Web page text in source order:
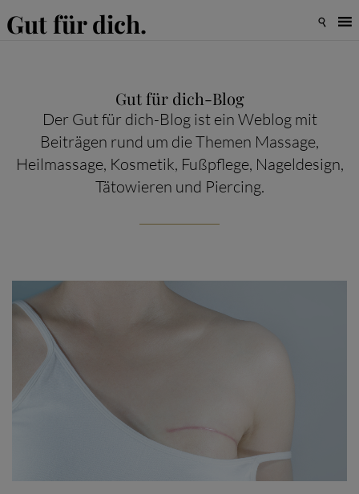
Gut für dich. 
Gut für dich-Blog
Der Gut für dich-Blog ist ein Weblog mit
Beiträgen rund um die Themen Massage,
Heilmassage, Kosmetik, Fußpflege, Nageldesign,
Tätowieren und Piercing.